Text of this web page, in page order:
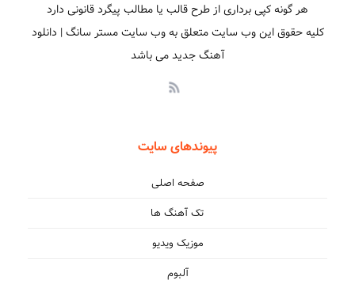
هر گونه کپی برداری از طرح قالب یا مطالب پیگرد قانونی دارد
کلیه حقوق این وب سایت متعلق به وب سایت مستر سانگ | دانلود
آهنگ جدید می باشد
پیوندهای سایت
صفحه اصلی
تک آهنگ ها
موزیک ویدیو
آلبوم